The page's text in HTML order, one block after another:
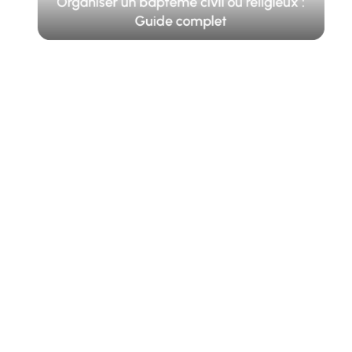
Organiser un baptême civil ou religieux :
Guide complet